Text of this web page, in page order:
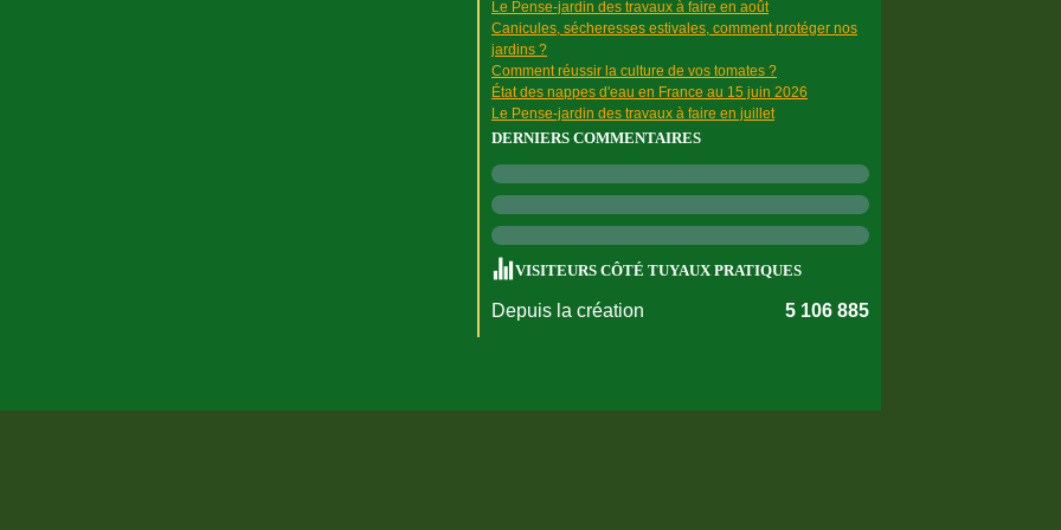
Le Pense-jardin des travaux à faire en août
Canicules, sécheresses estivales, comment protéger nos
jardins ?
Comment réussir la culture de vos tomates ?
État des nappes d'eau en France au 15 juin 2026
Le Pense-jardin des travaux à faire en juillet
DERNIERS COMMENTAIRES
VISITEURS CÔTÉ TUYAUX PRATIQUES
Depuis la création 5 106 885